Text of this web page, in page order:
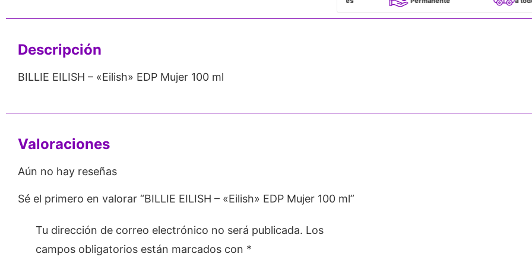
Descripción
BILLIE EILISH – «Eilish» EDP Mujer 100 ml
Valoraciones
Aún no hay reseñas
Sé el primero en valorar “BILLIE EILISH – «Eilish» EDP Mujer 100 ml”
Tu dirección de correo electrónico no será publicada. Los
campos obligatorios están marcados con *